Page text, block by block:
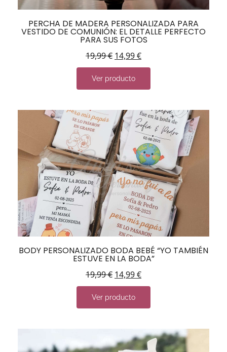
PERCHA DE MADERA PERSONALIZADA PARA
VESTIDO DE COMUNIÓN: EL DETALLE PERFECTO
PARA SUS FOTOS
19,99€ 14,99€
Ver producto
BODY PERSONALIZADO BODA BEBÉ “YO TAMBIÉN
ESTUVE EN LA BODA”
19,99€ 14,99€
Ver producto